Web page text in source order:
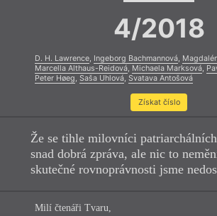
4/2018
D. H. Lawrence, Ingeborg Bachmannová,
Marcella Althaus-Reidová, Michaela Marksová,
Peter Høeg, Saša Uhlová, Svatava Antošová
Získat číslo
Že se tihle milovníci
snad dobrá zpráva, ale nic to
skutečné rovnoprávnosti jsme
Milí čtenáři Tvaru,